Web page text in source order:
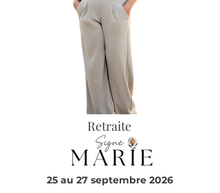
Retraite
25 au 27 septembre 2026